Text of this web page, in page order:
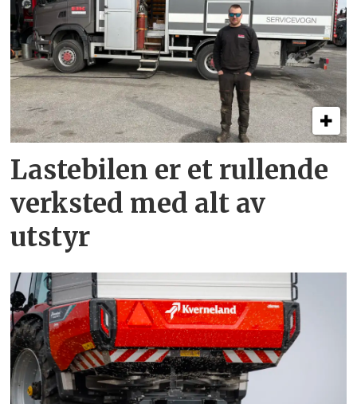
Lastebilen er et rullende
verksted med alt av
utstyr